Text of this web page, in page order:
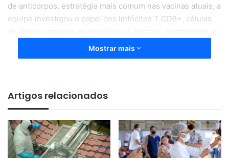
de anticorpos, estratégia mais comum nas vacinas atuais, a
equipe investigou o papel dos linfócitos T CD8+, células
“Há mais de 50 anos se
busca desenvolver uma vacina
contra a malária e, só
Mostrar mais
Artigos relacionados